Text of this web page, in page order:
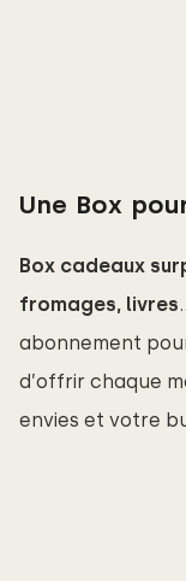
Une Box
Box cadeaux
fromages, livres
abonnement
d’offrir chaque
envies et votre